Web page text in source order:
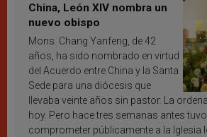
China, León XIV nombra un
nuevo obispo
Mons. Chang Yanfeng, de 42
años, ha sido nombrado en virtud
del Acuerdo entre China y la Santa
Sede para una diócesis que
llevaba veinte años sin pastor. La
hoy. Pero hace tres semanas antes
comprometer públicamente a la Iglesia